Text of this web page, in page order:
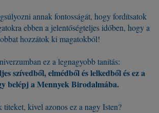
annak fontosságát, hogy fordítsatok
ebben a jelentőségteljes időben, hogy a
hozzátok ki magatokból!
ez a legnagyobb tanítás:
szívedből, elmédből és lelkedből és ez a
belépj a Mennyek Birodalmába.
titeket, kivel azonos ez a nagy Isten?